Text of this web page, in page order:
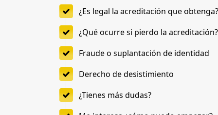
¿Es legal la acreditación que obtenga?
¿Qué ocurre si pierdo la acreditación?
Fraude o suplantación de identidad
Derecho de desistimiento
¿Tienes más dudas?